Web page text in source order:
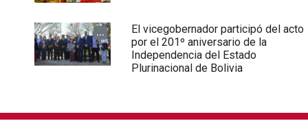
...
El vicegobernador participó del acto
por el 201º aniversario de la
Independencia del Estado
Plurinacional de Bolivia